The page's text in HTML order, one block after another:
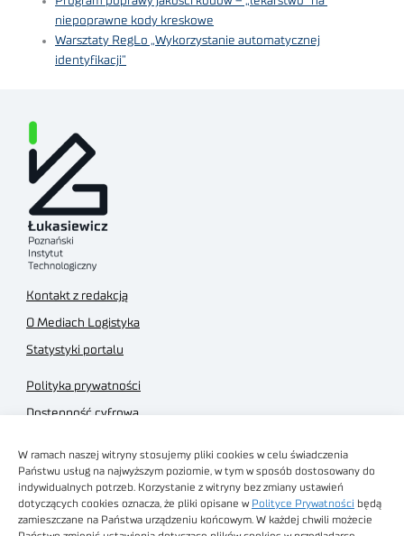
W ramach naszej witryny stosujemy pliki cookies w celu świadczenia
Państwu usług na najwyższym poziomie, w tym w sposób dostosowany do
indywidualnych potrzeb. Korzystanie z witryny bez zmiany ustawień
dotyczących cookies oznacza, że pliki opisane w Polityce Prywatności będą
zamieszczane na Państwa urządzeniu końcowym. W każdej chwili możecie
niepoprawne kody kreskowe
Warsztaty RegLo „Wykorzystanie automatycznej
identyfikacji”
Kontakt z redakcją
O Mediach Logistyka
Statystyki portalu
Polityka prywatności
Dostępność cyfrowa
Regulamin sklepu